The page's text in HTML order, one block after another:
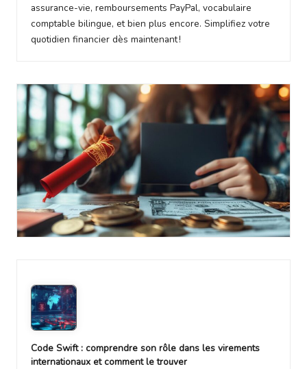
assurance-vie, remboursements PayPal, vocabulaire
comptable bilingue, et bien plus encore. Simplifiez votre
quotidien financier dès maintenant !
Code Swift : comprendre son rôle dans les virements
internationaux et comment le trouver